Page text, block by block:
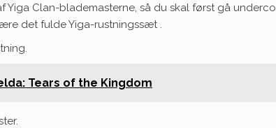
Clan-blademasterne, så du skal først gå
detfulde Yiga-rustningssæt.
Tears of the Kingdom